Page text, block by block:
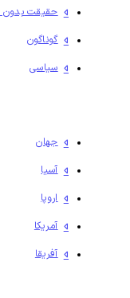
حقیقت بدون مرز
گوناگون
سیاسی
جهان
آسیا
اروپا
آمریکا
آفریقا